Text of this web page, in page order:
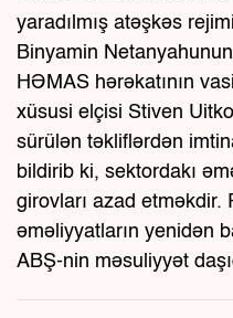
yaradılmış atəşkəs
Binyamin
HƏMAS hərəkatının
xüsusi elçisi Stiven
sürülən təkliflərdən
bildirib ki, sektordakı
girovları azad etməkdir.
əməliyyatların yenidən
ABŞ-nin məsuliyyət